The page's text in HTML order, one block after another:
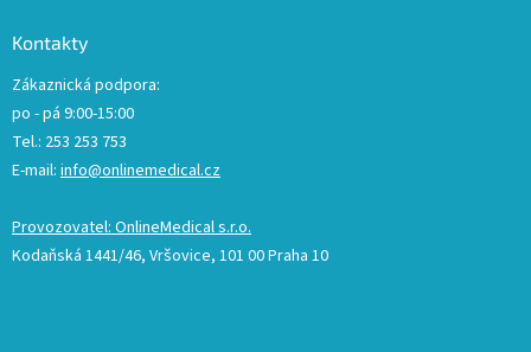
Kontakty
Zákaznická podpora:
po - pá 9:00-15:00
Tel.: 253 253 753
E-mail: info@onlinemedical.cz
Provozovatel: OnlineMedical s.r.o.
Kodaňská 1441/46, Vršovice, 101 00 Praha 10